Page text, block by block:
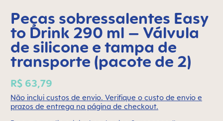
Peças sobressalentes Easy
to Drink 290 ml – Válvula
de silicone e tampa de
transporte (pacote de 2)
R$ 63,79
Não inclui custos de envio. Verifique o custo de envio e
prazos de entrega na página de checkout.